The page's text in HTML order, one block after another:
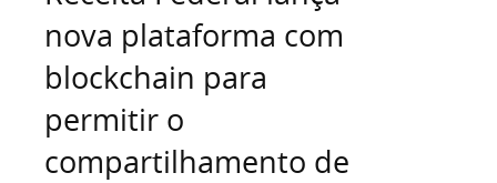
nova plataforma com
blockchain para
permitir o
compartilhamento de